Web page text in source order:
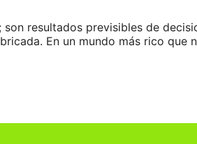
resultados previsibles de
En un mundo más rico que